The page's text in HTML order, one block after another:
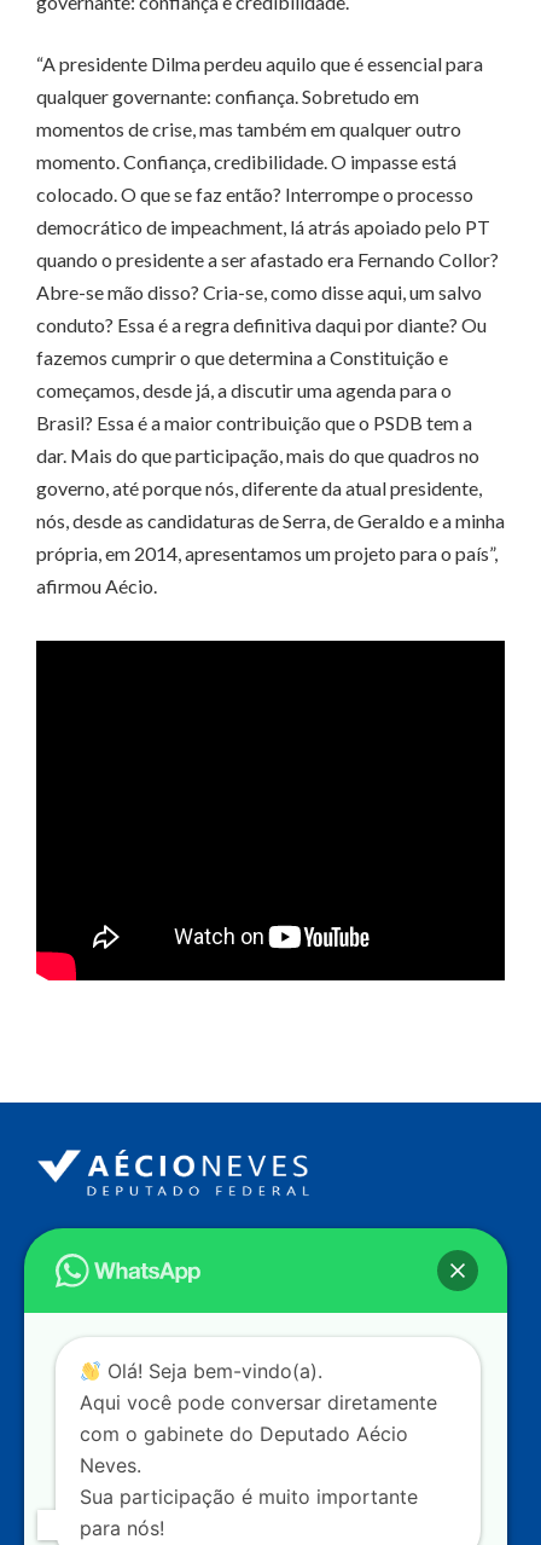
“A presidente Dilma perdeu aquilo que é essencial para
qualquer governante: confiança. Sobretudo em
momentos de crise, mas também em qualquer outro
momento. Confiança, credibilidade. O impasse está
colocado. O que se faz então? Interrompe o processo
democrático de impeachment, lá atrás apoiado pelo PT
quando o presidente a ser afastado era Fernando Collor?
Abre-se mão disso? Cria-se, como disse aqui, um salvo
conduto? Essa é a regra definitiva daqui por diante? Ou
fazemos cumprir o que determina a Constituição e
começamos, desde já, a discutir uma agenda para o
Brasil? Essa é a maior contribuição que o PSDB tem a
dar. Mais do que participação, mais do que quadros no
governo, até porque nós, diferente da atual presidente,
nós, desde as candidaturas de Serra, de Geraldo e a minha
própria, em 2014, apresentamos um projeto para o país”,
afirmou Aécio.
Endereço
Câmara dos Deputados
Ed. Principal, Ala C – Gabinete
Contato
dep.aecioneves@camara.leg.br
+55 (61) 3215-5964
+55 (31) 3261-0121
+55 (31) 97150-0834
Olá! Seja bem-vindo(a).
Aqui você pode conversar diretamente
com o gabinete do Deputado Aécio
Neves.
Sua participação é muito importante
para nós!